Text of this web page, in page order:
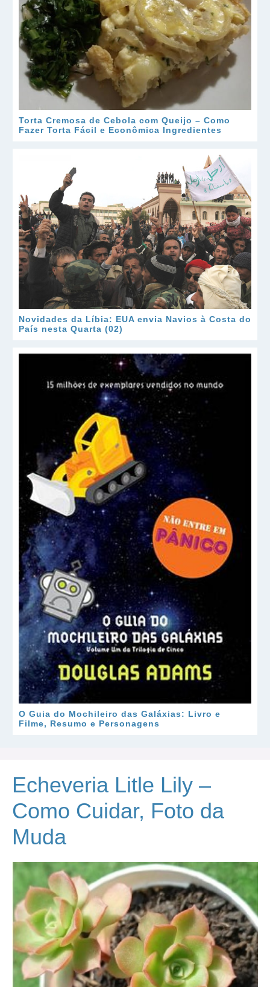
Torta Cremosa de Cebola com Queijo – Como
Fazer Torta Fácil e Econômica Ingredientes
Novidades da Líbia: EUA envia Navios à Costa do
País nesta Quarta (02)
O Guia do Mochileiro das Galáxias: Livro e
Filme, Resumo e Personagens
Echeveria Litle Lily –
Como Cuidar, Foto da
Muda